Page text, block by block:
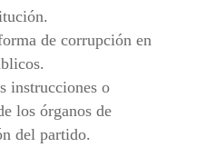
de corrupción en
instrucciones o
los órganos de
del partido.